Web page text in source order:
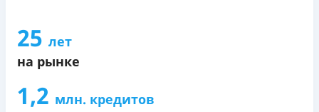
25 лет
на рынке
1,2 млн. кредитов